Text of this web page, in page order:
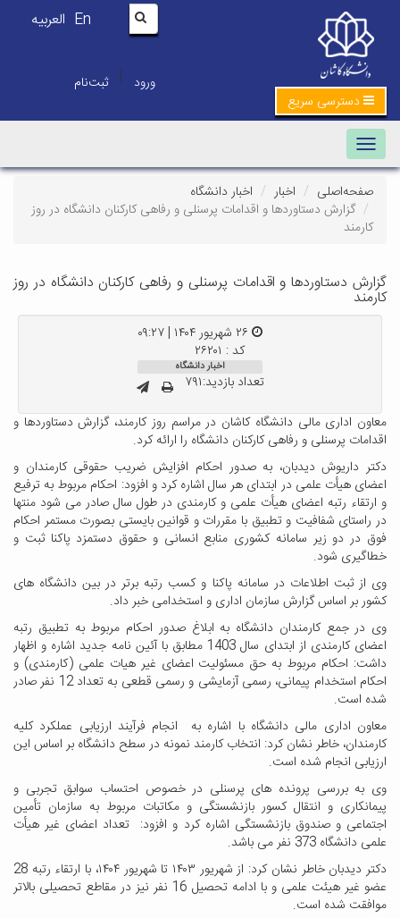
En العربیه
ورود | ثبت‌نام
دسترسی سریع
Toggle navigation
صفحه‌اصلی اخبار
اخبار دانشگاه
گزارش دستاوردها و اقدامات پرسنلی و رفاهی کارکنان دانشگاه در روز
کارمند
گزارش دستاوردها و اقدامات پرسنلی و رفاهی کارکنان دانشگاه در روز
کارمند
کد : ۲۶۲۰۱
اخبار دانشگاه
تعداد بازدید:۷۹۱
معاون اداری مالی دانشگاه کاشان در مراسم روز کارمند، گزارش دستاوردها و
اقدامات پرسنلی و رفاهی کارکنان دانشگاه را ارائه کرد.
دکتر داریوش دیدبان، به صدور احکام افزایش ضریب حقوقی کارمندان و
اعضای هیأت علمی در ابتدای هر سال اشاره کرد و افزود: احکام مربوط به ترفیع
و ارتقاء رتبه اعضای هیأت علمی و کارمندی در طول سال صادر می شود منتها
در راستای شفافیت و تطبیق با مقررات و قوانین بایستی بصورت مستمر احکام
فوق در دو زیر سامانه کشوری منابع انسانی و حقوق دستمزد پاکنا ثبت و
خطاگیری شود.
وی از ثبت اطلاعات در سامانه پاکنا و کسب رتبه برتر در بین دانشگاه های
کشور بر اساس گزارش سازمان اداری و استخدامی خبر داد.
وی در جمع کارمندان دانشگاه به ابلاغ صدور احکام مربوط به تطبیق رتبه
اعضای کارمندی از ابتدای سال 1403 مطابق با آئین نامه جدید اشاره و اظهار
داشت: احکام مربوط به حق مسئولیت اعضای غیر هیات علمی (کارمندی) و
احکام استخدام پیمانی، رسمی آزمایشی و رسمی قطعی به تعداد 12 نفر صادر
شده است.
معاون اداری مالی دانشگاه با اشاره به انجام فرآیند ارزیابی عملکرد کلیه
کارمندان، خاطر نشان کرد: انتخاب کارمند نمونه در سطح دانشگاه بر اساس این
ارزیابی انجام شده است.
وی به بررسی پرونده های پرسنلی در خصوص احتساب سوابق تجربی و
پیمانکاری و انتقال کسور بازنشستگی و مکاتبات مربوط به سازمان تأمین
اجتماعی و صندوق بازنشستگی اشاره کرد و افزود: تعداد اعضای غیر هیأت
علمی دانشگاه 373 نفر می باشد.
دکتر دیدبان خاطر نشان کرد: از شهریور ۱۴۰۳ تا شهریور ۱۴۰۴، با ارتقاء رتبه 28
عضو غیر هیئت علمی و با ادامه تحصیل 16 نفر نیز در مقاطع تحصیلی بالاتر
موافقت شده است.